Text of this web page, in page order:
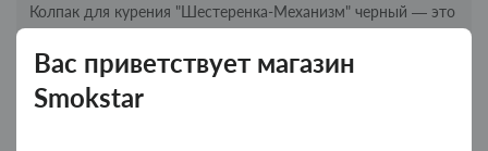
Вас приветствует магазин
Smokstar
Колпак для курения "Шестеренка-Механизм" черный — это
механического стиля и индивидуальности в свой
курительный процесс, обеспечивая при этом надежную
защиту.